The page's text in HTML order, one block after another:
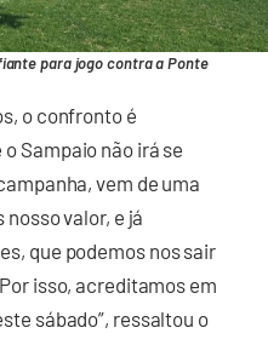
para jogo contra a Ponte
o confronto é
Sampaio não irá se
vem de uma
valor, e já
que podemos nos sair
isso, acreditamos em
sábado”, ressaltou o